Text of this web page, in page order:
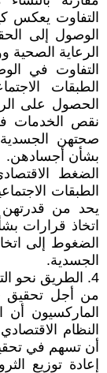
التفاوت يعكس
الوصول إلى
الرعاية
التفاوت في
الطبقات
الحصول على
نقص الخدمات
صحتهن
بشأن أجسادهن.
الضغط
الطبقات
يحد من قدرتهن
اتخاذ قرارات
الضغوط إلى
الجسدية.
4. الطريق نحو التحرر من منظور ماركسي
من أجل تحقيق
الماركسيون أن
النظام
أن تسهم في
إعادة توزيع